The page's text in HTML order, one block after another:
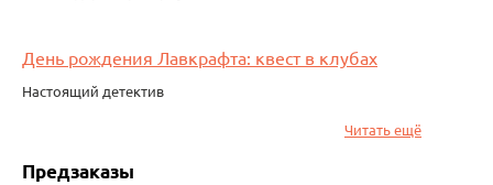
Читать ещё
День рождения Лавкрафта: квест в клубах
Настоящий детектив
Предзаказы